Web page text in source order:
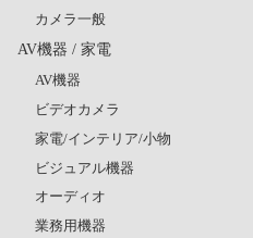
カメラ一般
AV機器 / 家電
AV機器
ビデオカメラ
家電/インテリア/小物
ビジュアル機器
オーディオ
業務用機器